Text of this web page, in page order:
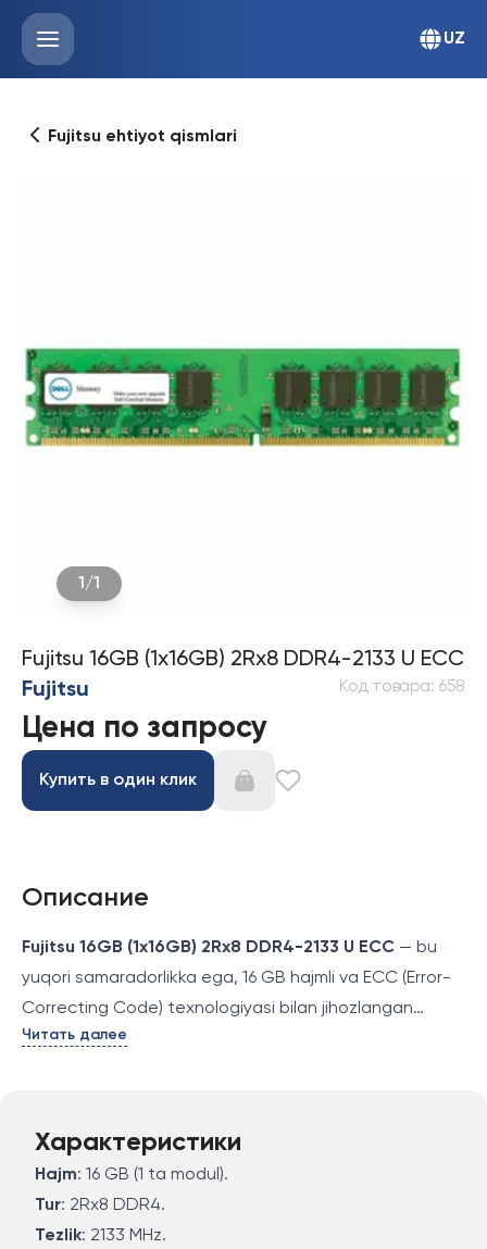
UZ
Fujitsu ehtiyot qismlari
1 /1
Fujitsu 16GB (1x16GB) 2Rx8 DDR4-2133 U ECC
Fujitsu
Код товара: 658
Цена по запросу
Купить в один клик
Описание
Fujitsu 16GB (1x16GB) 2Rx8 DDR4-2133 U ECC — bu
yuqori samaradorlikka ega, 16 GB hajmli va ECC (Error-
Correcting Code) texnologiyasi bilan jihozlangan
operativ xotira moduli. Asosiy xususiyatlari:
Читать далее
Характеристики
Hajm: 16 GB (1 ta modul).
Tur: 2Rx8 DDR4.
Tezlik: 2133 MHz.